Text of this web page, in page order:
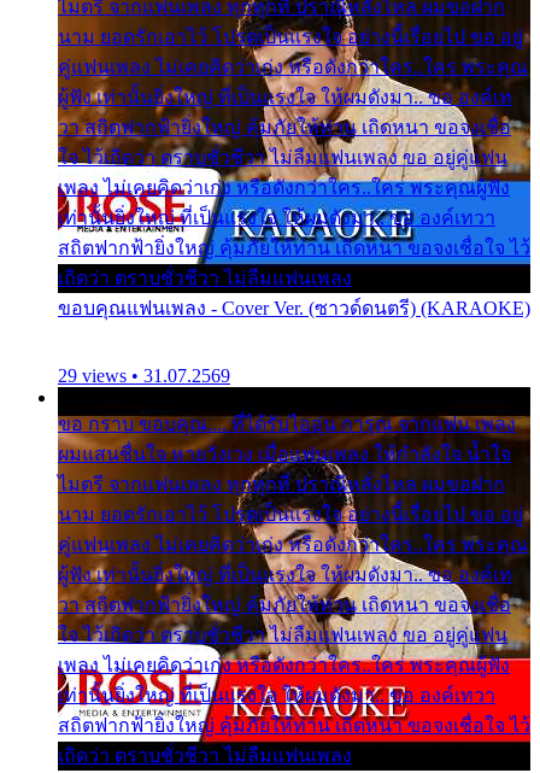
ไมตรี จากแฟนเพลง ทุกทุกที่ ปราณีหลั่งไหล ผมขอฝาก
นาม ยอดรักเอาไว้ โปรดเป็นแรงใจ อย่างนี้เรื่อยไป ขอ อยู่
คู่แฟนเพลง ไม่เคยคิดว่าเก่ง หรือดังกว่าใคร..ใคร พระคุณ
ผู้ฟัง เท่านั้นยิ่งใหญ่ ที่เป็นแรงใจ ให้ผมดังมา.. ขอ องค์เท
วา สถิตฟากฟ้ายิ่งใหญ่ คุ้มภัยให้ท่าน เถิดหนา ขอจงเชื่อ
ใจ ไว้เถิดว่า ตราบชั่วชีวา ไม่ลืมแฟนเพลง ขอ อยู่คู่แฟน
เพลง ไม่เคยคิดว่าเก่ง หรือดังกว่าใคร..ใคร พระคุณผู้ฟัง
เท่านั้นยิ่งใหญ่ ที่เป็นแรงใจ ให้ผมดังมา.. ขอ องค์เทวา
สถิตฟากฟ้ายิ่งใหญ่ คุ้มภัยให้ท่าน เถิดหนา ขอจงเชื่อใจ ไว้
เถิดว่า ตราบชั่วชีวา ไม่ลืมแฟนเพลง
ขอบคุณแฟนเพลง - Cover Ver. (ซาวด์ดนตรี) (KARAOKE)
29 views • 31.07.2569
ขอ กราบ ขอบคุณ.... ที่ได้รับไออุ่น การุณ จากแฟน เพลง
ผมแสนชื่นใจ หายวังเวง เมื่อแฟนเพลง ให้กำลังใจ น้ำใจ
ไมตรี จากแฟนเพลง ทุกทุกที่ ปราณีหลั่งไหล ผมขอฝาก
นาม ยอดรักเอาไว้ โปรดเป็นแรงใจ อย่างนี้เรื่อยไป ขอ อยู่
คู่แฟนเพลง ไม่เคยคิดว่าเก่ง หรือดังกว่าใคร..ใคร พระคุณ
ผู้ฟัง เท่านั้นยิ่งใหญ่ ที่เป็นแรงใจ ให้ผมดังมา.. ขอ องค์เท
วา สถิตฟากฟ้ายิ่งใหญ่ คุ้มภัยให้ท่าน เถิดหนา ขอจงเชื่อ
ใจ ไว้เถิดว่า ตราบชั่วชีวา ไม่ลืมแฟนเพลง ขอ อยู่คู่แฟน
เพลง ไม่เคยคิดว่าเก่ง หรือดังกว่าใคร..ใคร พระคุณผู้ฟัง
เท่านั้นยิ่งใหญ่ ที่เป็นแรงใจ ให้ผมดังมา.. ขอ องค์เทวา
สถิตฟากฟ้ายิ่งใหญ่ คุ้มภัยให้ท่าน เถิดหนา ขอจงเชื่อใจ ไว้
เถิดว่า ตราบชั่วชีวา ไม่ลืมแฟนเพลง